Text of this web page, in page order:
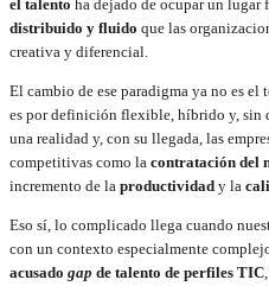
el talento ha dejado de ocupar un lugar
distribuido y fluido que las
creativa y diferencial.
El cambio de ese paradigma ya no es
es por definición flexible, híbrido y, sin
una realidad y, con su llegada, las
competitivas como la contratación del
incremento de la productividad y la
Eso sí, lo complicado llega cuando
con un contexto especialmente
acusado gap de talento de perfiles TIC